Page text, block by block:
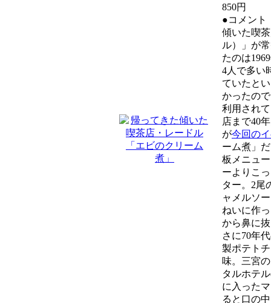
850円
●コメント
傾いた喫
ル）」が
たのは
4人で多い
ていたと
かったの
利用され
店まで40
が今回の
ーム煮」
板メニュ
ーよりこ
ター。2尾
ャメルソ
ねいに作
から鼻に
さに70年
製ポテト
味。三宮
タルホテ
に入った
ると口の